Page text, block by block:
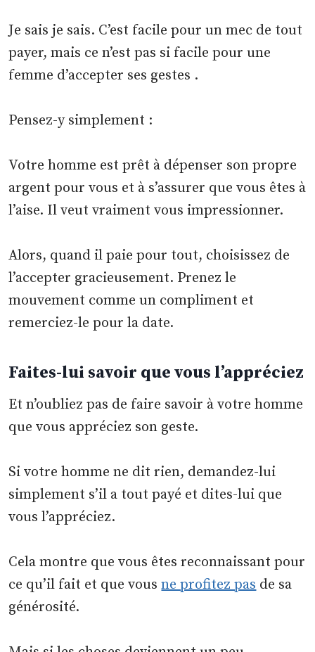
Je sais je sais. C’est facile pour un mec de tout
payer, mais ce n’est pas si facile pour une
femme d’accepter ses gestes .
Pensez-y simplement :
Votre homme est prêt à dépenser son propre
argent pour vous et à s’assurer que vous êtes à
l’aise. Il veut vraiment vous impressionner.
Alors, quand il paie pour tout, choisissez de
l’accepter gracieusement. Prenez le
mouvement comme un compliment et
remerciez-le pour la date.
Faites-lui savoir que vous l’appréciez
Et n’oubliez pas de faire savoir à votre homme
que vous appréciez son geste.
Si votre homme ne dit rien, demandez-lui
simplement s’il a tout payé et dites-lui que
vous l’appréciez.
Cela montre que vous êtes reconnaissant pour
ce qu’il fait et que vousne profitez pasde sa
générosité.